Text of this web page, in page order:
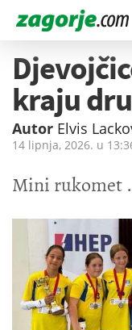
kraju
Autor Elvis
14 lipnja, 2026. u
Mini rukomet